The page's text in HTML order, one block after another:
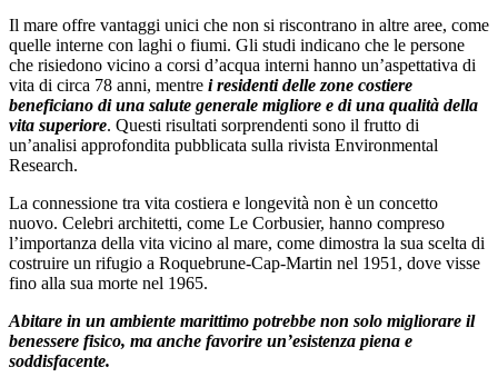
Il mare offre vantaggi unici che non si riscontrano in altre aree, come
quelle interne con laghi o fiumi. Gli studi indicano che le persone
che risiedono vicino a corsi d’acqua interni hanno un’aspettativa di
vita di circa 78 anni, mentre i residenti delle zone costiere
beneficiano di una salute generale migliore e di una qualità della
vita superiore. Questi risultati sorprendenti sono il frutto di
un’analisi approfondita pubblicata sulla rivista Environmental
Research.
La connessione tra vita costiera e longevità non è un concetto
nuovo. Celebri architetti, come Le Corbusier, hanno compreso
l’importanza della vita vicino al mare, come dimostra la sua scelta di
costruire un rifugio a Roquebrune-Cap-Martin nel 1951, dove visse
fino alla sua morte nel 1965.
Abitare in un ambiente marittimo potrebbe non solo migliorare il
benessere fisico, ma anche favorire un’esistenza piena e
soddisfacente.